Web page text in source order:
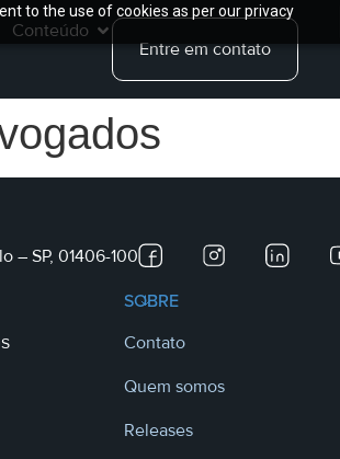
to the use of cookies as per our privacy
Conteúdo
Entre em contato
– SP, 01406-100
SOBRE
Contato
Quem somos
Releases